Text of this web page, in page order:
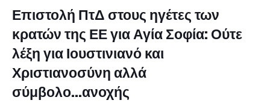
Επιστολή ΠτΔ στους ηγέτες των
κρατών της ΕΕ για Αγία Σοφία: Ούτε
λέξη για Ιουστινιανό και
Χριστιανοσύνη αλλά
σύμβολο...ανοχής